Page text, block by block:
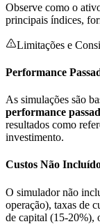
Observe como o
principais índices,
Limitações e
Performance
As simulações são
performance
resultados como
investimento.
Custos Não
O simulador não
operação), taxas de
de capital (15-20%),